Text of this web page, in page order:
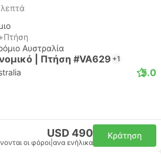
Αυστραλία
| Πτήση #VA629 +1
5.0
USD 490
οι φόροι ανα ενήλικα
Κράτηση